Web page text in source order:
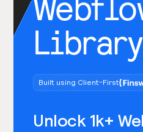
Library
Built using Client-First
Unlock 1k+